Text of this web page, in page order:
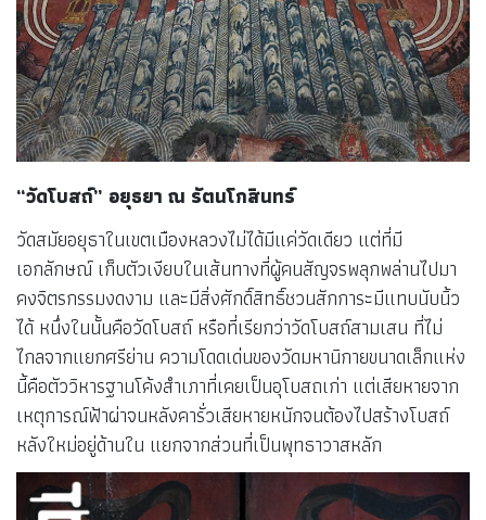
“วัดโบสถ์” อยุธยา ณ รัตนโกสินทร์
วัดสมัยอยุธาในเขตเมืองหลวงไม่ได้มีแค่วัดเดียว แต่ที่มี
เอกลักษณ์ เก็บตัวเงียบในเส้นทางที่ผู้คนสัญจรพลุกพล่านไปมา
คงจิตรกรรมงดงาม และมีสิ่งศักดิ์สิทธิ์ชวนสักการะมีแทบนับนิ้ว
ได้ หนึ่งในนั้นคือวัดโบสถ์ หรือที่เรียกว่าวัดโบสถ์สามเสน ที่ไม่
ไกลจากแยกศรีย่าน ความโดดเด่นของวัดมหานิกายขนาดเล็กแห่ง
นี้คือตัววิหารฐานโค้งสำเภาที่เคยเป็นอุโบสถเก่า แต่เสียหายจาก
เหตุการณ์ฟ้าผ่าจนหลังคารั่วเสียหายหนักจนต้องไปสร้างโบสถ์
หลังใหม่อยู่ด้านใน แยกจากส่วนที่เป็นพุทธาวาสหลัก